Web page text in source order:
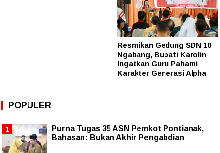
Resmikan Gedung SDN 10
Ngabang, Bupati Karolin
Ingatkan Guru Pahami
Karakter Generasi Alpha
POPULER
Purna Tugas 35 ASN Pemkot Pontianak,
Bahasan: Bukan Akhir Pengabdian